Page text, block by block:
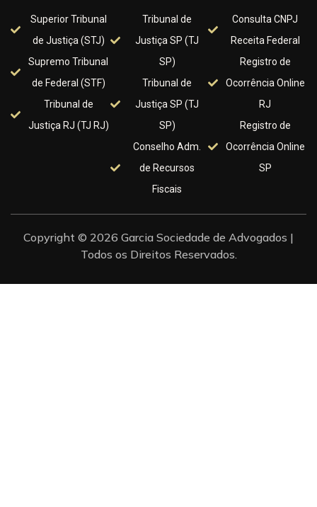
Superior Tribunal
de Justiça (STJ)
Supremo Tribunal
de Federal (STF)
Tribunal de
Justiça RJ (TJ RJ)
Tribunal de
Justiça SP (TJ
SP)
Tribunal de
Justiça SP (TJ
SP)
Conselho Adm.
de Recursos
Fiscais
Consulta CNPJ
Receita Federal
Registro de
Ocorrência Online
RJ
Registro de
Ocorrência Online
SP
Copyright © 2026 Garcia Sociedade de Advogados |
Todos os Direitos Reservados.